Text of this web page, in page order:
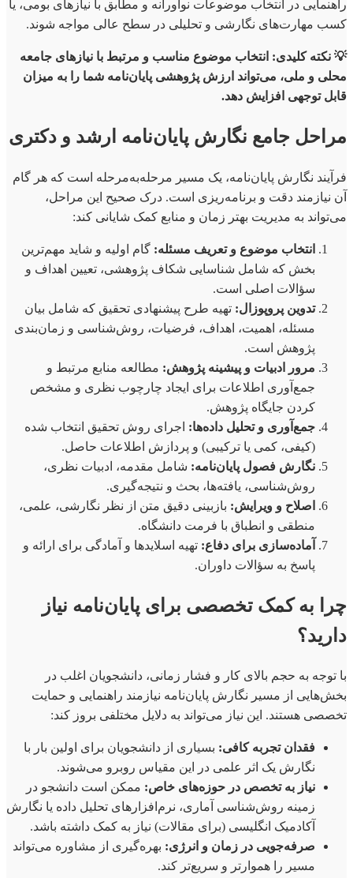
راهنمایی در انتخاب موضوعات نوآورانه و مطابق با نیازهای بومی، یا
کسب مهارت‌های نگارشی و تحلیلی در سطح عالی مواجه شوند.
💡 نکته کلیدی: انتخاب موضوع مناسب و مرتبط با نیازهای جامعه
محلی و ملی، می‌تواند ارزش پژوهشی پایان‌نامه شما را به میزان
قابل توجهی افزایش دهد.
مراحل جامع نگارش پایان‌نامه ارشد و دکتری
فرآیند نگارش پایان‌نامه، یک مسیر مرحله‌به‌مرحله است که هر گام
آن نیازمند دقت و برنامه‌ریزی است. درک صحیح این مراحل،
می‌تواند به مدیریت بهتر زمان و منابع کمک شایانی کند:
انتخاب موضوع و تعریف مسئله: گام اولیه و شاید مهم‌ترین
بخش که شامل شناسایی شکاف پژوهشی، تعیین اهداف و
سؤالات اصلی است.
تدوین پروپوزال: تهیه طرح پیشنهادی تحقیق که شامل بیان
مسئله، اهمیت، اهداف، فرضیات، روش‌شناسی و زمان‌بندی
پژوهش است.
مرور ادبیات و پیشینه پژوهش: مطالعه منابع مرتبط و
جمع‌آوری اطلاعات برای ایجاد چارچوب نظری و مشخص
کردن جایگاه پژوهش.
جمع‌آوری و تحلیل داده‌ها: اجرای روش تحقیق انتخاب شده
(کیفی، کمی یا ترکیبی) و پردازش اطلاعات حاصل.
نگارش فصول پایان‌نامه: شامل مقدمه، ادبیات نظری،
روش‌شناسی، یافته‌ها، بحث و نتیجه‌گیری.
اصلاح و ویرایش: بازبینی دقیق متن از نظر نگارشی، علمی،
منطقی و انطباق با فرمت دانشگاه.
آماده‌سازی برای دفاع: تهیه اسلایدها و آمادگی برای ارائه و
پاسخ به سؤالات داوران.
چرا به کمک تخصصی برای پایان‌نامه نیاز
دارید؟
با توجه به حجم بالای کار و فشار زمانی، دانشجویان اغلب در
بخش‌هایی از مسیر نگارش پایان‌نامه نیازمند راهنمایی و حمایت
تخصصی هستند. این نیاز می‌تواند به دلایل مختلفی بروز کند:
فقدان تجربه کافی: بسیاری از دانشجویان برای اولین بار با
نگارش یک اثر علمی در این مقیاس روبرو می‌شوند.
نیاز به تخصص در حوزه‌های خاص: ممکن است دانشجو در
زمینه روش‌شناسی آماری، نرم‌افزارهای تحلیل داده یا نگارش
آکادمیک انگلیسی (برای مقالات) نیاز به کمک داشته باشد.
صرفه‌جویی در زمان و انرژی: بهره‌گیری از مشاوره می‌تواند
مسیر را هموارتر و سریع‌تر کند.